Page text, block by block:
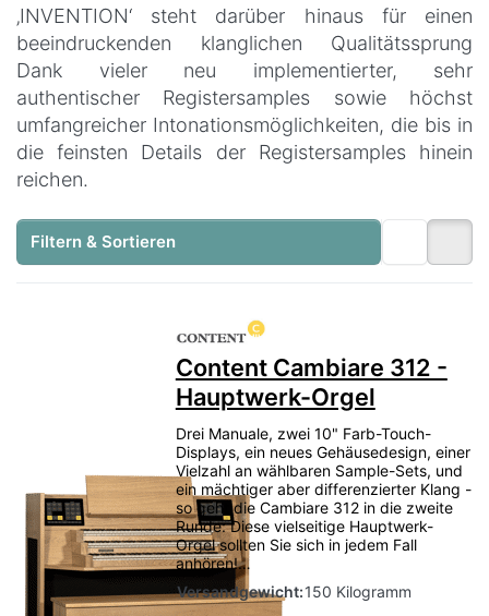
‚INVENTION‘ steht darüber hinaus für einen
beeindruckenden klanglichen Qualitätssprung
Dank vieler neu implementierter, sehr
authentischer Registersamples sowie höchst
umfangreicher Intonationsmöglichkeiten, die bis in
die feinsten Details der Registersamples hinein
reichen.
Filtern & Sortieren
Content Cambiare 312 -
Hauptwerk-Orgel
Drei Manuale, zwei 10" Farb-Touch-
Displays, ein neues Gehäusedesign, einer
Vielzahl an wählbaren Sample-Sets, und
ein mächtiger aber differenzierter Klang -
so geht die Cambiare 312 in die zweite
Runde: Diese vielseitige Hauptwerk-
Orgel sollten Sie sich in jedem Fall
anhören!…
Versandgewicht:150 Kilogramm